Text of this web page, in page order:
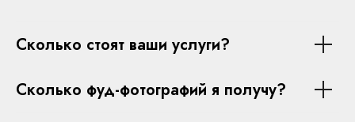
Сколько стоят ваши услуги?
Сколько фуд-фотографий я получу?